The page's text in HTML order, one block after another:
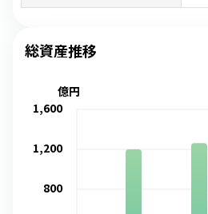
総資産推移
800
1,200
1,600
億円